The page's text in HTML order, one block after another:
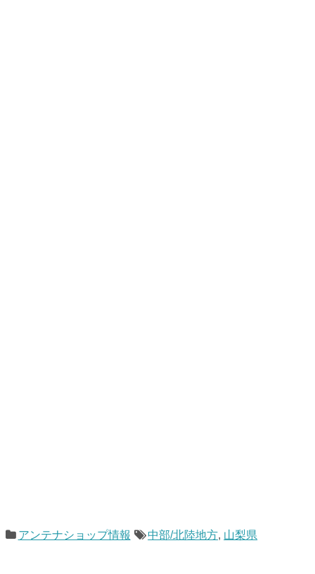
アンテナショップ情報 中部/北陸地方, 山梨県